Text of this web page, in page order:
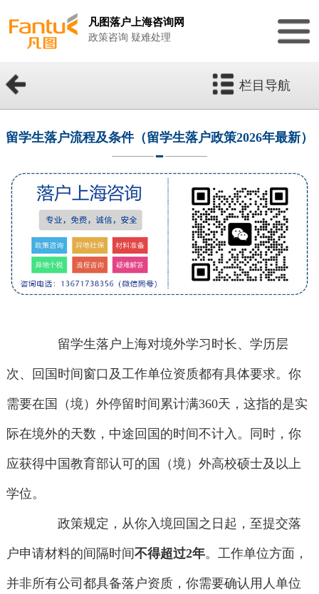
凡图落户上海咨询网
政策咨询 疑难处理
栏目导航
留学生落户流程及条件（留学生落户政策2026年最新）
留学生落户上海对境外学习时长、学历层
次、回国时间窗口及工作单位资质都有具体要求。你
需要在国（境）外停留时间累计满360天，这指的是实
际在境外的天数，中途回国的时间不计入。同时，你
应获得中国教育部认可的国（境）外高校硕士及以上
学位。
政策规定，从你入境回国之日起，至提交落
户申请材料的间隔时间不得超过2年。工作单位方面，
并非所有公司都具备落户资质，你需要确认用人单位